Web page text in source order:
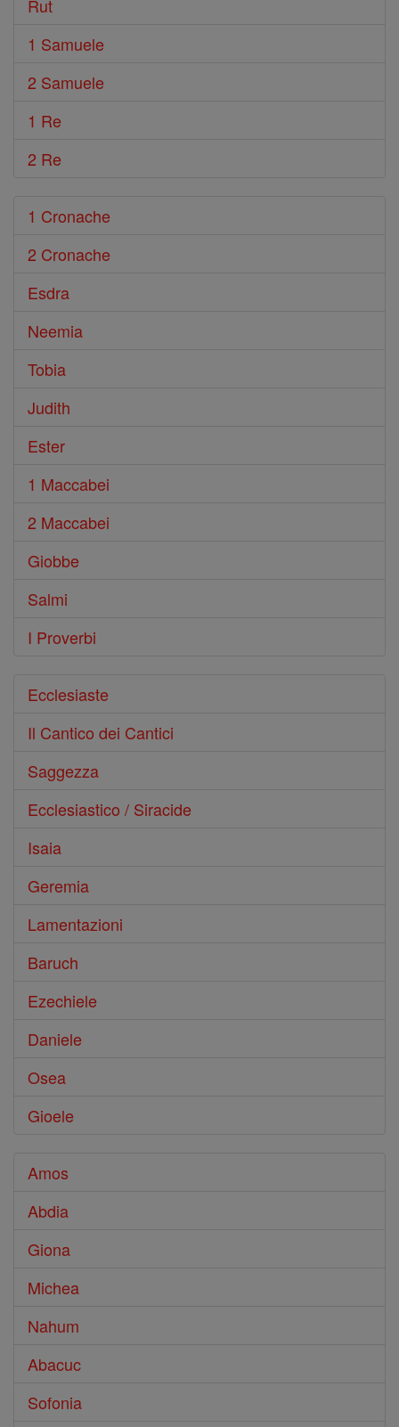
Rut
1 Samuele
2 Samuele
1 Re
2 Re
1 Cronache
2 Cronache
Esdra
Neemia
Tobia
Judith
Ester
1 Maccabei
2 Maccabei
Giobbe
Salmi
I Proverbi
Ecclesiaste
Il Cantico dei Cantici
Saggezza
Ecclesiastico / Siracide
Isaia
Geremia
Lamentazioni
Baruch
Ezechiele
Daniele
Osea
Gioele
Amos
Abdia
Giona
Michea
Nahum
Abacuc
Sofonia